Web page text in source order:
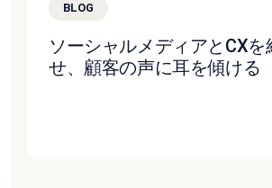
BLOG
ソーシャルメディアとCXを
せ、顧客の声に耳を傾ける